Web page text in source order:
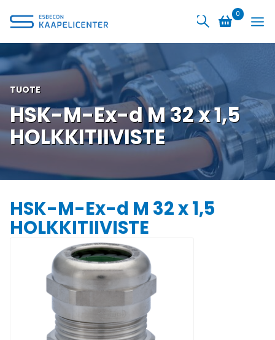
sisältöön
0
TUOTE
HSK-M-Ex-d M 32 x 1,5
HOLKKITIIVISTE
HSK-M-Ex-d M 32 x 1,5
HOLKKITIIVISTE